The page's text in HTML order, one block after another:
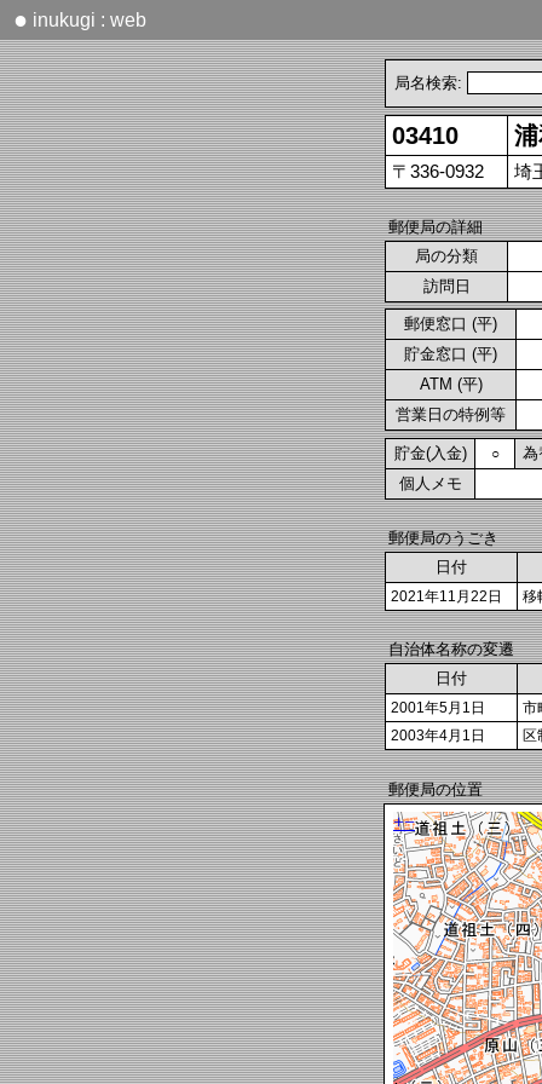
● inukugi : web
局名検索:
03410
〒336-0932 埼
郵便局の詳細
局の分類
訪問日
郵便窓口 (平)
貯金窓口 (平)
ATM (平)
営業日の特例等
貯金(入金) ○
為
個人メモ
郵便局のうごき
日付
2021年11月22日 移
自治体名称の変遷
日付
2001年5月1日
市
2003年4月1日
区
郵便局の位置